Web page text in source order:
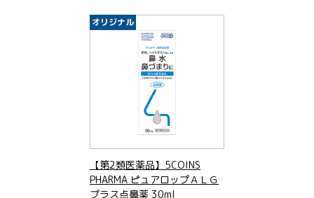
オリジナル
【第2類医薬品】5COINS
PHARMA ピュアロップＡＬＧ
プラス点鼻薬 30ml